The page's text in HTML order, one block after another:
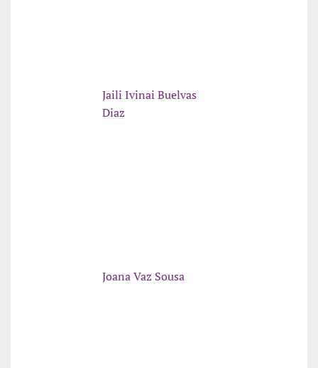
Jaili Ivinai Buelvas
Diaz
Joana Vaz Sousa